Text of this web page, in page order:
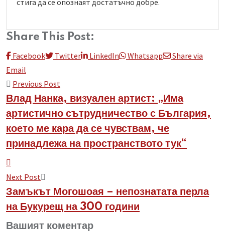
Share This Post:
Facebook Twitter LinkedIn Whatsapp
Share via
Email
Previous Post
Влад Нанка, визуален артист: „Има
артистично сътрудничество с България,
което ме кара да се чувствам, че
принадлежа на пространството тук“
Next Post
Замъкът Могошоая – непознатата перла
на Букурещ на 300 години
Вашият коментар